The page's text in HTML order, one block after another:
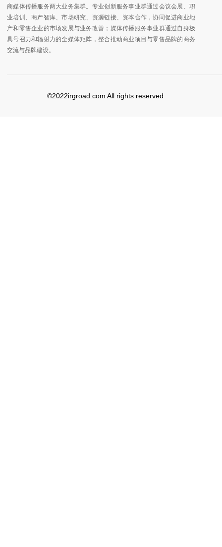
商媒体传播服务两大业务集群。专业创新服务事业群通过会议会展、职
业培训、商产智库、市场研究、资源链接、资本合作，协同促进商业地
产和零售企业的市场发展与业务改善；媒体传播服务事业群通过自身极
具号召力和辐射力的全媒体矩阵，整合推动商业项目与零售品牌的商务
交流与品牌建设。
©2022irgroad.com All rights reserved